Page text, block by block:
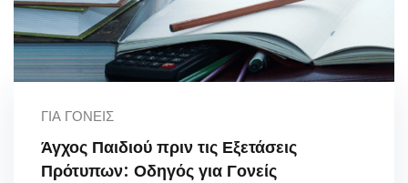
ΓΙΑ ΓΟΝΕΊΣ
Άγχος Παιδιού πριν τις Εξετάσεις
Πρότυπων: Οδηγός για Γονείς